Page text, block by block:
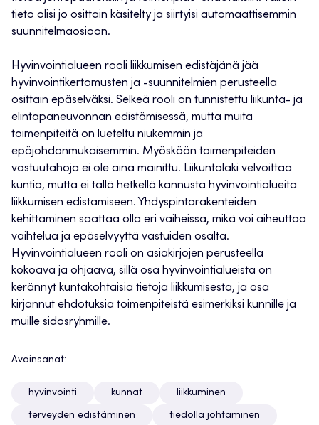
tieto olisi jo osittain käsitelty ja siirtyisi automaattisemmin
suunnitelmaosioon.
Hyvinvointialueen rooli liikkumisen edistäjänä jää
hyvinvointikertomusten ja -suunnitelmien perusteella
osittain epäselväksi. Selkeä rooli on tunnistettu liikunta- ja
elintapaneuvonnan edistämisessä, mutta muita
toimenpiteitä on lueteltu niukemmin ja
epäjohdonmukaisemmin. Myöskään toimenpiteiden
vastuutahoja ei ole aina mainittu. Liikuntalaki velvoittaa
kuntia, mutta ei tällä hetkellä kannusta hyvinvointialueita
liikkumisen edistämiseen. Yhdyspintarakenteiden
kehittäminen saattaa olla eri vaiheissa, mikä voi aiheuttaa
vaihtelua ja epäselvyyttä vastuiden osalta.
Hyvinvointialueen rooli on asiakirjojen perusteella
kokoava ja ohjaava, sillä osa hyvinvointialueista on
kerännyt kuntakohtaisia tietoja liikkumisesta, ja osa
kirjannut ehdotuksia toimenpiteistä esimerkiksi kunnille ja
muille sidosryhmille.
Avainsanat:
hyvinvointi kunnat liikkuminen
terveyden edistäminen tiedolla johtaminen